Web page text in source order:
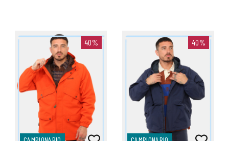
40% 40%